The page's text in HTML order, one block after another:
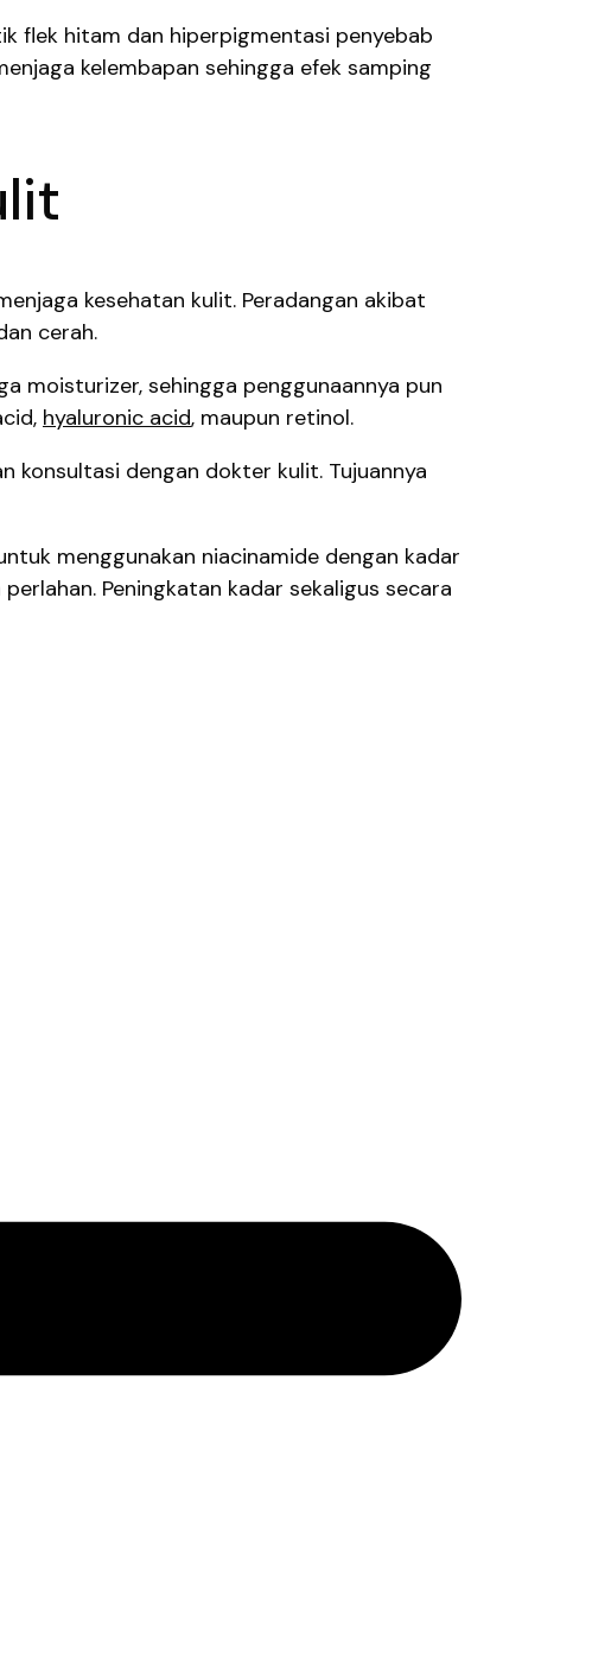
flek hitam dan hiperpigmentasi penyebab
kelembapan sehingga efek samping
kesehatan kulit. Peradangan akibat
cerah.
moisturizer, sehingga penggunaannya pun
hyaluronic acid, maupun retinol.
konsultasi dengan dokter kulit. Tujuannya
menggunakan niacinamide dengan kadar
Peningkatan kadar sekaligus secara